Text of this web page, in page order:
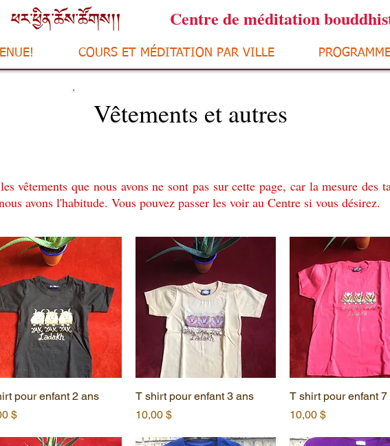
Centre de méditation
COURS ET MÉDITATION PAR VILLE
Vêtements et autres
vêtements que nous avons ne sont pas sur cette page, car la mesure des
avons l'habitude. Vous pouvez passer les voir au Centre si vous désirez.
Aperçu rapide
pour enfant 2 ans
$
Aperçu rapide
T shirt pour enfant 3 ans
Prix
10,00 $
Aperçu rapide
T shirt pour enfant 7
Prix
10,00 $